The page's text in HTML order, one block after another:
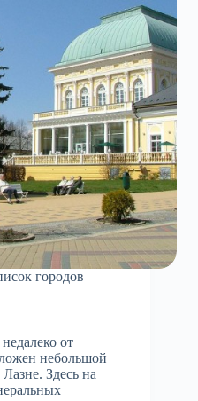
городов
от
небольшой
Здесь на